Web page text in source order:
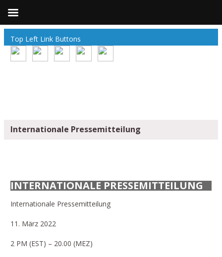
Top Left Link Buttons
Internationale Pressemitteilung
INTERNATIONALE PRESSEMITTEILUNG
Internationale Pressemitteilung
11. März 2022
2 PM (EST) – 20.00 (MEZ)